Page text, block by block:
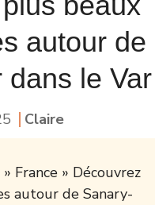
autour de
le Var
Claire
» France » Découvrez
autour de Sanary-